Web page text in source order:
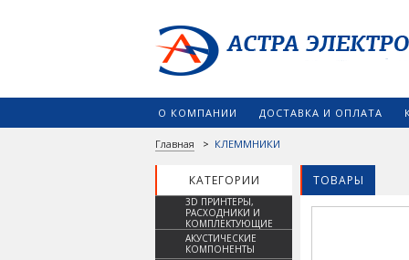
О КОМПАНИИ ДОСТАВКА И ОПЛАТА
Главная > КЛЕММНИКИ
КАТЕГОРИИ ТОВАРЫ
3D ПРИНТЕРЫ,
РАСХОДНИКИ И
КОМПЛЕКТУЮЩИЕ
АКУСТИЧЕСКИЕ
КОМПОНЕНТЫ